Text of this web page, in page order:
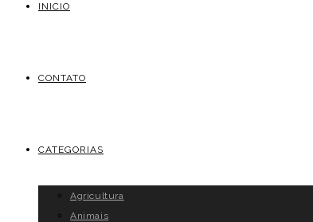
INICIO
CONTATO
CATEGORIAS
Agricultura
Animais